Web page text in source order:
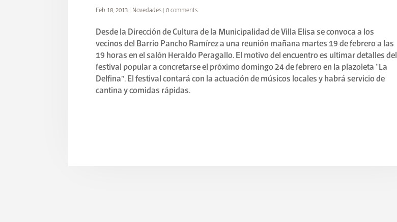
Feb 18, 2013 | Novedades |0 comments
Desde la Dirección de Cultura de la Municipalidad de Villa Elisa se convoca a los
vecinos del Barrio Pancho Ramírez a una reunión mañana martes 19 de febrero a las
19 horas en el salón Heraldo Peragallo. El motivo del encuentro es ultimar detalles del
festival popular a concretarse el próximo domingo 24 de febrero en la plazoleta “La
Delfina”. El festival contará con la actuación de músicos locales y habrá servicio de
cantina y comidas rápidas.